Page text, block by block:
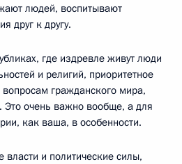
людей, воспитывают
друг к другу.
где издревле живут люди
и религий, приоритетное
гражданского мира,
Это очень важно вообще, а для
как ваша, в особенности.
и политические силы,